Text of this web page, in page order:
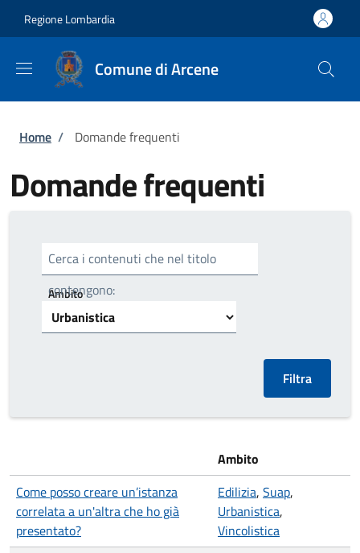
Regione Lombardia
Comune di Arcene
Briciole di pane
Home / Domande frequenti
Domande frequenti
Cerca i contenuti che nel titolo
contengono:
Ambito
Ambito
Come posso creare un’istanza
correlata a un'altra che ho già
presentato?
Edilizia, Suap,
Urbanistica,
Vincolistica